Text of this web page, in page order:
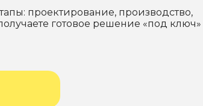
проектирование, производство,
готовое решение «под ключ»